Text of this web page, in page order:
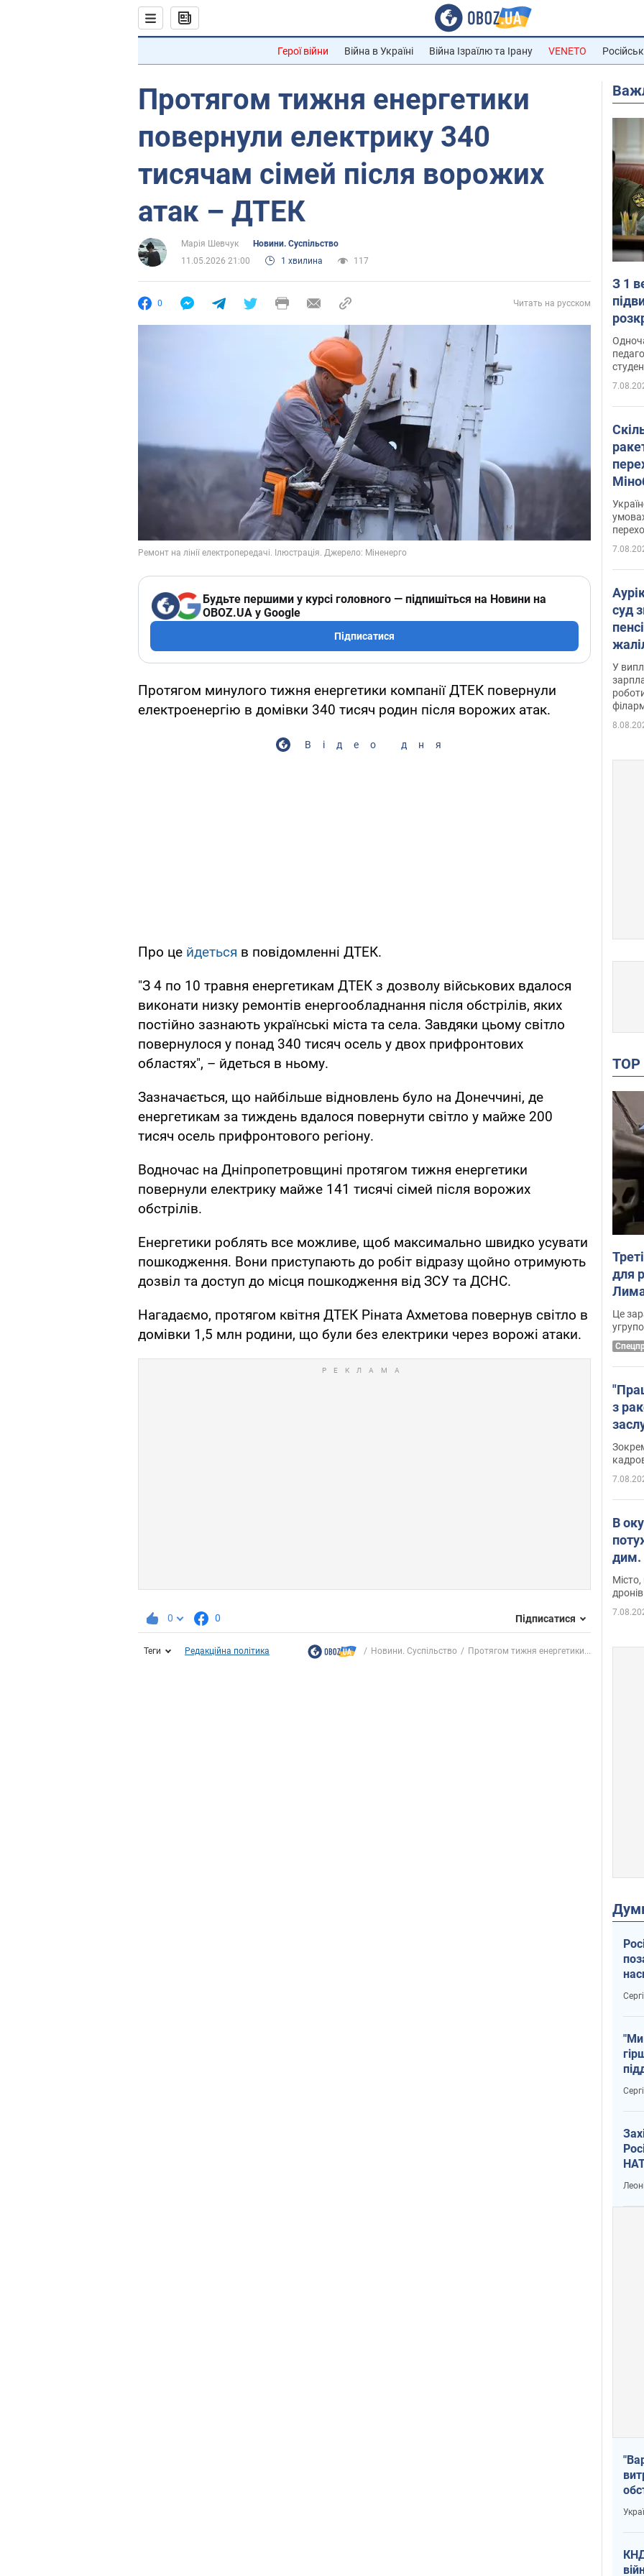
Герої війни Війна в Україні Війна Ізраїлю та Ірану VENETO
Протягом тижня енергетики
повернули електрику 340
тисячам сімей після ворожих
атак – ДТЕК
Марія Шевчук
Новини. Суспільство
11.05.2026 21:00
1 хвилина 117
0 Читать на русском
Будьте першими у курсі головного — підпишіться на Новини на
OBOZ.UA у Google
Підписатися
Протягом минулого тижня енергетики компанії ДТЕК повернули
електроенергію в домівки 340 тисяч родин після ворожих атак.
Відео дня
Про це йдеться в повідомленні ДТЕК.
"З 4 по 10 травня енергетикам ДТЕК з дозволу військових вдалося
виконати низку ремонтів енергообладнання після обстрілів, яких
постійно зазнають українські міста та села. Завдяки цьому світло
повернулося у понад 340 тисяч осель у двох прифронтових
областях", – йдеться в ньому.
Зазначається, що найбільше відновлень було на Донеччині, де
енергетикам за тиждень вдалося повернути світло у майже 200
тисяч осель прифронтового регіону.
Водночас на Дніпропетровщині протягом тижня енергетики
повернули електрику майже 141 тисячі сімей після ворожих
обстрілів.
Енергетики роблять все можливе, щоб максимально швидко усувати
пошкодження. Вони приступають до робіт відразу щойно отримують
дозвіл та доступ до місця пошкодження від ЗСУ та ДСНС.
Нагадаємо, протягом квітня ДТЕК Ріната Ахметова повернув світло в
домівки 1,5 млн родини, що були без електрики через ворожі атаки.
0 0 Підписатися
Теги Редакційна політика Новини. Суспільство Протягом тижня енергетики...
З 1
суд
У
для
Це
з
В
дим.
дронів
"Ми